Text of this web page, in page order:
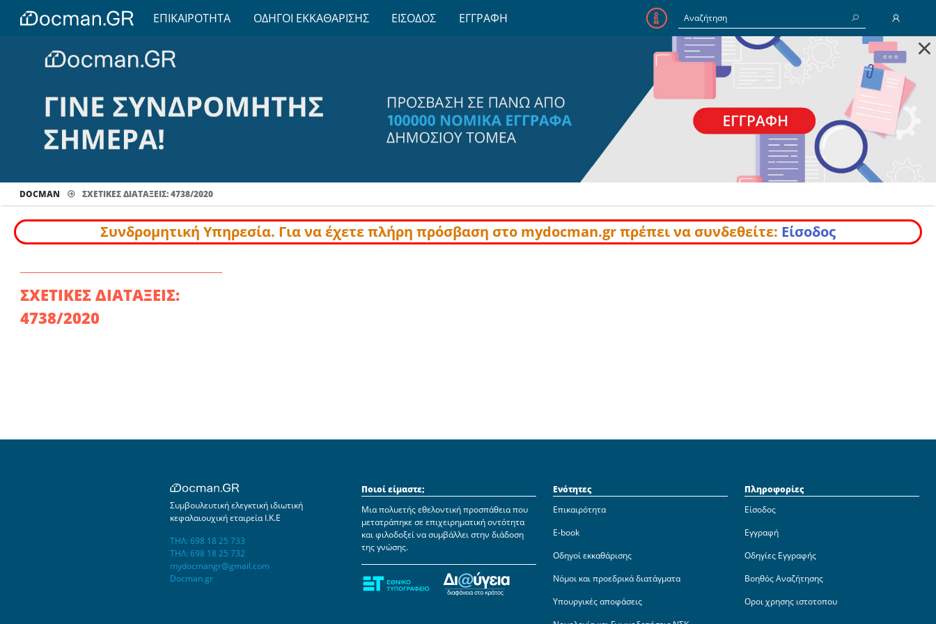
ΕΠΙΚΑΙΡΟΤΗΤΑ ΟΔΗΓΟΙ ΕΚΚΑΘΑΡΙΣΗΣ ΕΙΣΟΔΟΣ ΕΓΓΡΑΦΗ
E-Mail
Κωδικός
Να με θυμάσαι
×
DOCMAN ΣΧΕΤΙΚΕΣ ΔΙΑΤΑΞΕΙΣ: 4738/2020
Συνδρομητική Υπηρεσία. Για να έχετε πλήρη πρόσβαση στο mydocman.gr πρέπει να συνδεθείτε: Είσοδος
ΣΧΕΤΙΚΕΣ ΔΙΑΤΑΞΕΙΣ:
4738/2020
Συμβουλευτική ελεγκτική ιδιωτική
κεφαλαιουχική εταιρεία Ι.Κ.Ε
ΤΗΛ: 698 18 25 733
ΤΗΛ: 698 18 25 732
mydocmangr@gmail.com
Docman.gr
Ποιοί είμαστε;
Μια πολυετής εθελοντική προσπάθεια που
μετατράπηκε σε επιχειρηματική οντότητα
και φιλοδοξεί να συμβάλλει στην διάδοση
της γνώσης.
Ενότητες
Επικαιρότητα
E-book
Οδηγοί εκκαθάρισης
Νόμοι και προεδρικά διατάγματα
Υπουργικές αποφάσεις
Πληροφορίες
Είσοδος
Εγγραφή
Οδηγίες Εγγραφής
Βοηθός Αναζήτησης
Οροι χρησης ιστοτοπου